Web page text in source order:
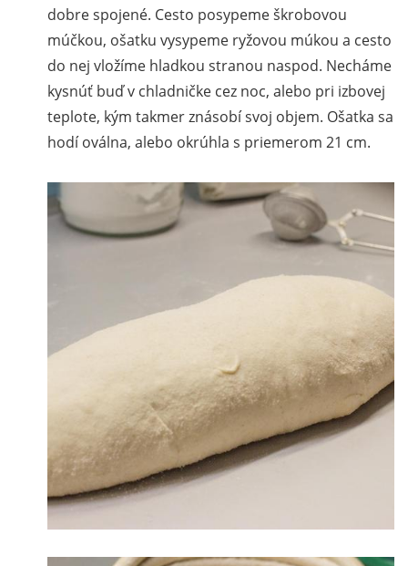
dobre spojené. Cesto posypeme škrobovou
múčkou, ošatku vysypeme ryžovou múkou a cesto
do nej vložíme hladkou stranou naspod. Necháme
kysnúť buď v chladničke cez noc, alebo pri izbovej
teplote, kým takmer znásobí svoj objem. Ošatka sa
hodí oválna, alebo okrúhla s priemerom 21 cm.